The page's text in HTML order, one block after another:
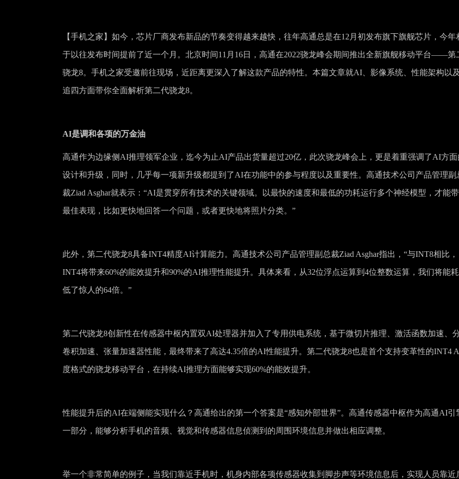
【手机之家】如今，芯片厂商发布新品的节奏变得越来越快，往年高通总是在12月初发布旗下旗舰芯片，今年
于以往发布时间提前了近一个月。北京时间11月16日，高通在2022骁龙峰会期间推出全新旗舰移动平台——第
骁龙8。手机之家受邀前往现场，近距离更深入了解这款产品的特性。本篇文章就AI、影像系统、性能架构以
追四方面带你全面解析第二代骁龙8。
AI是调和各项的万金油
高通作为边缘侧AI推理领军企业，迄今为止AI产品出货量超过20亿，此次骁龙峰会上，更是着重强调了AI方面
设计和升级，同时，几乎每一项新升级都提到了AI在功能中的参与程度以及重要性。高通技术公司产品管理副
裁Ziad Asghar就表示：“AI是贯穿所有技术的关键领域。以最快的速度和最低的功耗运行多个神经模型，才能
最佳表现，比如更快地回答一个问题，或者更快地将照片分类。”
此外，第二代骁龙8具备INT4精度AI计算能力。高通技术公司产品管理副总裁Ziad Asghar指出，“与INT8相比，
INT4将带来60%的能效提升和90%的AI推理性能提升。具体来看，从32位浮点运算到4位整数运算，我们将能
低了惊人的64倍。”
第二代骁龙8创新性在传感器中枢内置双AI处理器并加入了专用供电系统，基于微切片推理、激活函数加速、
卷积加速、张量加速器性能，最终带来了高达4.35倍的AI性能提升。第二代骁龙8也是首个支持变革性的INT4
度格式的骁龙移动平台，在持续AI推理方面能够实现60%的能效提升。
性能提升后的AI在端侧能实现什么？高通给出的第一个答案是“感知外部世界”。高通传感器中枢作为高通AI引
一部分，能够分析手机的音频、视觉和传感器信息侦测到的周围环境信息并做出相应调整。
举一个非常简单的例子，当我们靠近手机时，机身内部各项传感器收集到脚步声等环境信息后，实现人员靠近